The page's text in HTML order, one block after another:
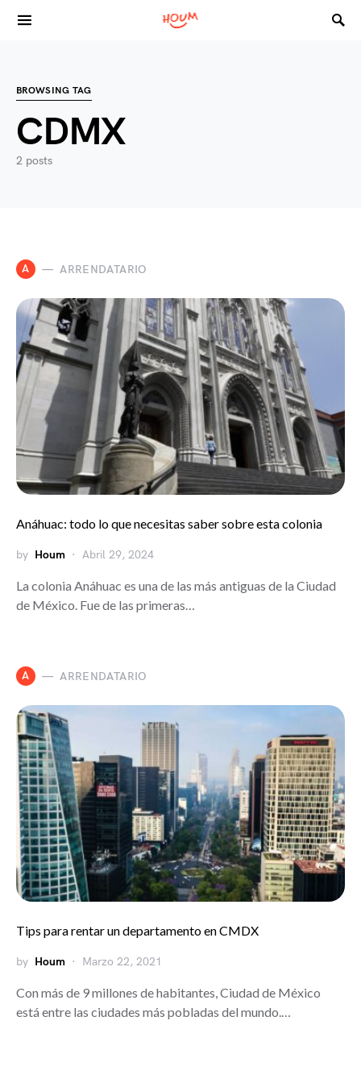
Search for:
BROWSING TAG
CDMX
2 posts
A ARRENDATARIO
Anáhuac: todo lo que necesitas saber sobre esta colonia
by Houm Abril 29, 2024
La colonia Anáhuac es una de las más antiguas de la Ciudad
de México. Fue de las primeras…
A ARRENDATARIO
Tips para rentar un departamento en CMDX
by Houm Marzo 22, 2021
Con más de 9 millones de habitantes, Ciudad de México
está entre las ciudades más pobladas del mundo.…